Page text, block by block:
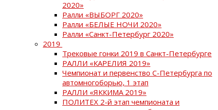
2020»
Ралли «ВЫБОРГ 2020»
Ралли «БЕЛЫЕ НОЧИ 2020»
Ралли «Санкт-Петербург 2020»
2019
Трековые гонки 2019 в Санкт-Петербурге
РАЛЛИ «КАРЕЛИЯ 2019»
Чемпионат и первенство С-Петербурга по
автомногоборью, 1 этап
РАЛЛИ «ЯККИМА 2019»
ПОЛИТЕХ 2-й этап чемпионата и